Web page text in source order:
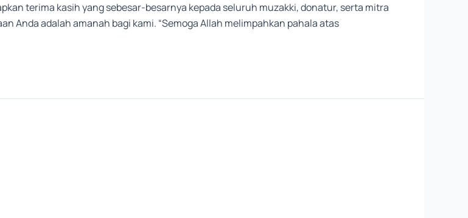
terima kasih yang sebesar-besarnya kepada seluruh muzakki, donatur, serta mitra
Anda adalah amanah bagi kami. “Semoga Allah melimpahkan pahala atas